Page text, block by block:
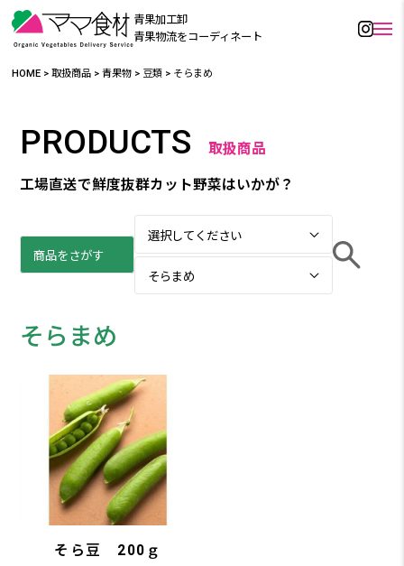
青果加工卸
青果物流をコーディネート
HOME >取扱商品 >青果物 > 豆類 > そらまめ
PRODUCTS 取扱商品
工場直送で鮮度抜群カット野菜はいかが？
そらまめ
そら豆 200ｇ